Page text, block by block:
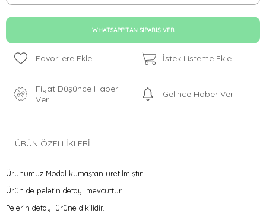
WHATSAPP'TAN SIPARIŞ VER
Favorilere Ekle İstek Listeme Ekle
Fiyat Düşünce Haber
Ver
Gelince Haber Ver
ÜRÜN ÖZELLIKLERI
Ürünümüz Modal kumaştan üretilmiştir.
Ürün de peletin detayı mevcuttur.
Pelerin detayı ürüne dikilidir.